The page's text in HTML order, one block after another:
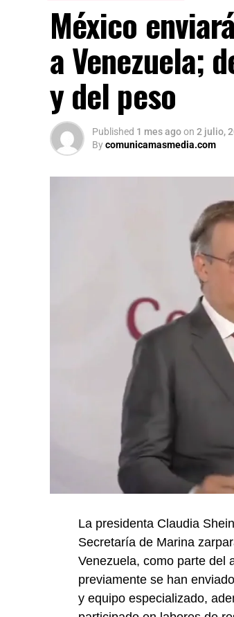
México
a Venezuela;
y del peso
Published 1 mes agoon 2 julio,
Bycomunicamasmedia.com
La presidenta Claudia
Secretaría de Marina
Venezuela, como parte del
previamente se han
y equipo especializado,